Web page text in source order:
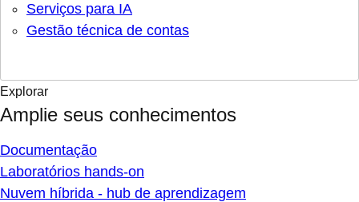
Serviços para IA
Gestão técnica de contas
Explorar
Amplie seus conhecimentos
Documentação
Laboratórios hands-on
Nuvem híbrida - hub de aprendizagem